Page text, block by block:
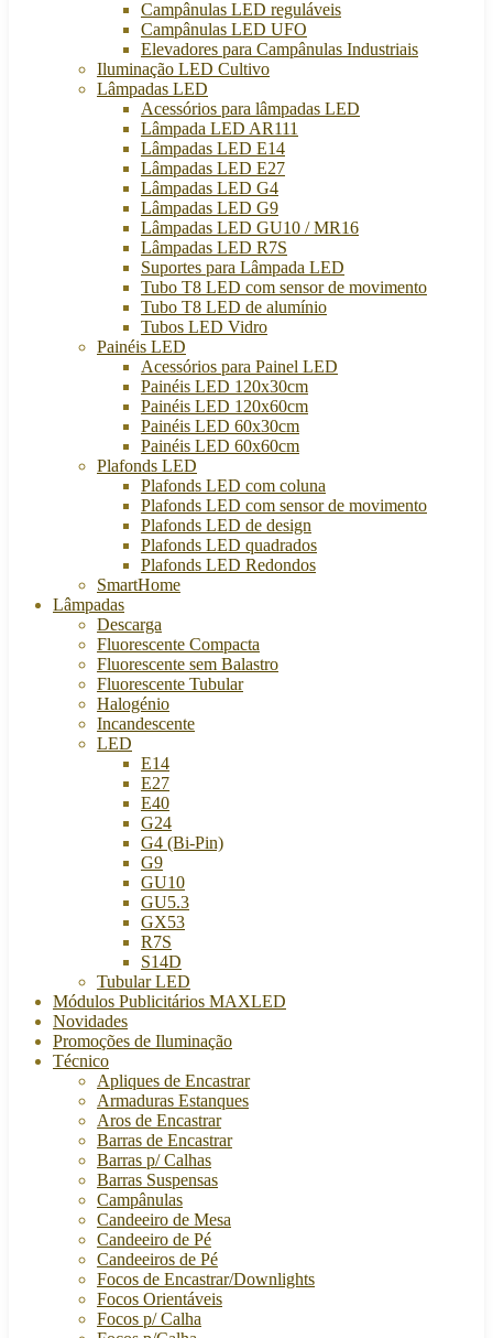
Campânulas LED reguláveis
Campânulas LED UFO
Elevadores para Campânulas Industriais
Iluminação LED Cultivo
Lâmpadas LED
Acessórios para lâmpadas LED
Lâmpada LED AR111
Lâmpadas LED E14
Lâmpadas LED E27
Lâmpadas LED G4
Lâmpadas LED G9
Lâmpadas LED GU10 / MR16
Lâmpadas LED R7S
Suportes para Lâmpada LED
Tubo T8 LED com sensor de movimento
Tubo T8 LED de alumínio
Tubos LED Vidro
Painéis LED
Acessórios para Painel LED
Painéis LED 120x30cm
Painéis LED 120x60cm
Painéis LED 60x30cm
Painéis LED 60x60cm
Plafonds LED
Plafonds LED com coluna
Plafonds LED com sensor de movimento
Plafonds LED de design
Plafonds LED quadrados
Plafonds LED Redondos
SmartHome
Lâmpadas
Descarga
Fluorescente Compacta
Fluorescente sem Balastro
Fluorescente Tubular
Halogénio
Incandescente
LED
E14
E27
E40
G24
G4 (Bi-Pin)
G9
GU10
GU5.3
GX53
R7S
S14D
Tubular LED
Módulos Publicitários MAXLED
Novidades
Promoções de Iluminação
Técnico
Apliques de Encastrar
Armaduras Estanques
Aros de Encastrar
Barras de Encastrar
Barras p/ Calhas
Barras Suspensas
Campânulas
Candeeiro de Mesa
Candeeiro de Pé
Candeeiros de Pé
Focos de Encastrar/Downlights
Focos Orientáveis
Focos p/ Calha